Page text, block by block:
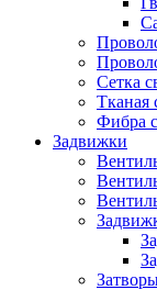
Сетка
Тканая
Фибра
Задвижки